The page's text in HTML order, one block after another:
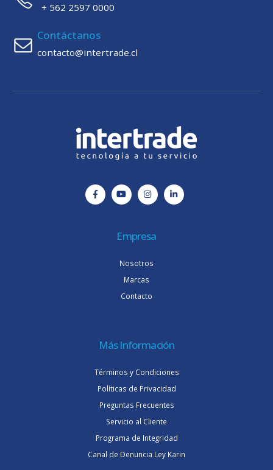
+ 562 2597 0000
Contáctanos
contacto@intertrade.cl
Empresa
Nosotros
Marcas
Contacto
Más Información
Términos y Condiciones
Políticas de Privacidad
Preguntas Frecuentes
Servicio al Cliente
Programa de Integridad
Canal de Denuncia Ley Karin